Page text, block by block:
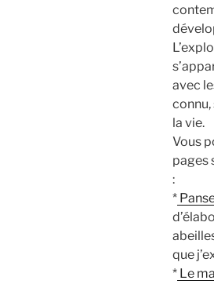
avec
la vie.
Vous
pages
:
*
que
* Le